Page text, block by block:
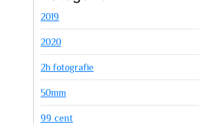
2019
2020
2h fotografie
50mm
99 cent